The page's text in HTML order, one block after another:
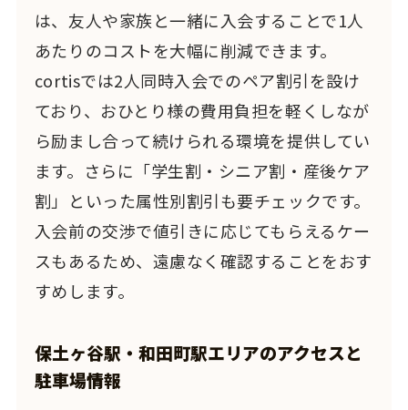
は、友人や家族と一緒に入会することで1人
あたりのコストを大幅に削減できます。
cortisでは2人同時入会でのペア割引を設け
ており、おひとり様の費用負担を軽くしなが
ら励まし合って続けられる環境を提供してい
ます。さらに「学生割・シニア割・産後ケア
割」といった属性別割引も要チェックです。
入会前の交渉で値引きに応じてもらえるケー
スもあるため、遠慮なく確認することをおす
すめします。
保土ヶ谷駅・和田町駅エリアのアクセスと
駐車場情報